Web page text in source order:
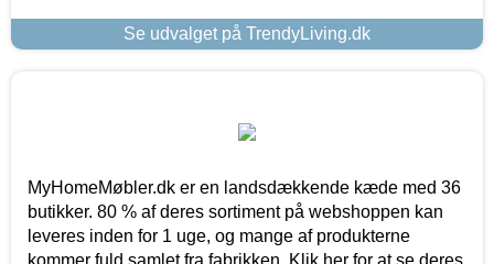
Se udvalget på TrendyLiving.dk
MyHomeMøbler.dk er en landsdækkende kæde med 36
butikker. 80 % af deres sortiment på webshoppen kan
leveres inden for 1 uge, og mange af produkterne
kommer fuld samlet fra fabrikken. Klik her for at se deres